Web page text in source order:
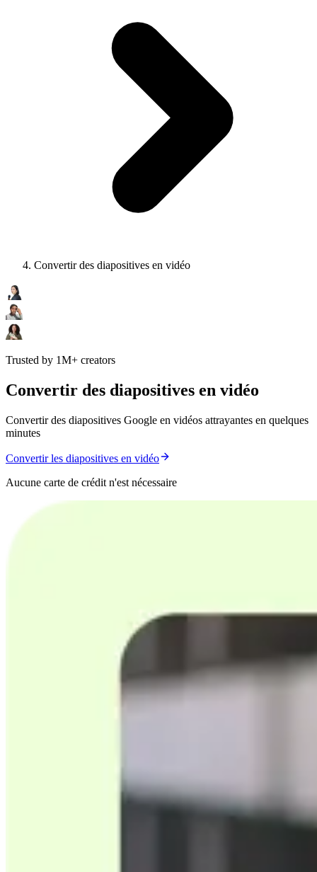
Convertir des diapositives en vidéo
Trusted by 1M+ creators
Convertir des diapositives en vidéo
Convertir des diapositives Google en vidéos attrayantes en quelques
minutes
Convertir les diapositives en vidéo
Aucune carte de crédit n'est nécessaire